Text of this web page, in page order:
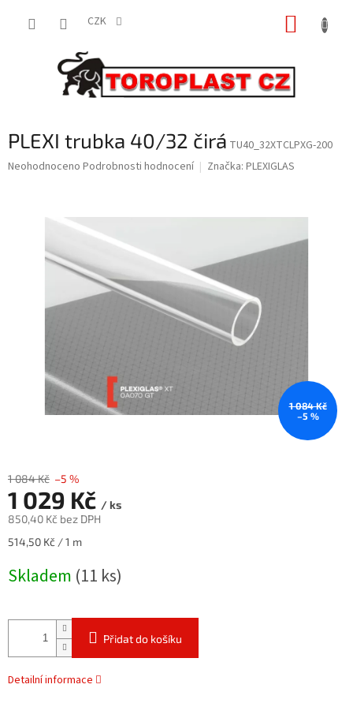
CZK
PLEXI trubka 40/32 čirá TU40_32XTCLPXG-200
Průměrné
Neohodnoceno Podrobnosti hodnocení Značka: PLEXIGLAS
1 084 Kč
–5 %
1 084 Kč –5 %
1 029 Kč / ks
850,40 Kč bez DPH
Měrná
514,50 Kč / 1 m
Skladem (11 ks)
Přidat do košíku
Detailní informace